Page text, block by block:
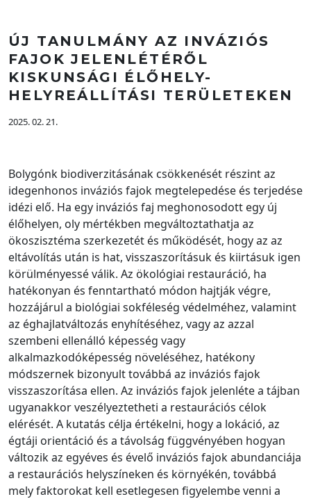
ÚJ TANULMÁNY AZ INVÁZIÓS
FAJOK JELENLÉTÉRŐL
KISKUNSÁGI ÉLŐHELY-
HELYREÁLLÍTÁSI TERÜLETEKEN
2025. 02. 21.
Bolygónk biodiverzitásának csökkenését részint az
idegenhonos inváziós fajok megtelepedése és terjedése
idézi elő. Ha egy inváziós faj meghonosodott egy új
élőhelyen, oly mértékben megváltoztathatja az
ökoszisztéma szerkezetét és működését, hogy az az
eltávolítás után is hat, visszaszorításuk és kiirtásuk igen
körülményessé válik. Az ökológiai restauráció, ha
hatékonyan és fenntartható módon hajtják végre,
hozzájárul a biológiai sokféleség védelméhez, valamint
az éghajlatváltozás enyhítéséhez, vagy az azzal
szembeni ellenálló képesség vagy
alkalmazkodóképesség növeléséhez, hatékony
módszernek bizonyult továbbá az inváziós fajok
visszaszorítása ellen. Az inváziós fajok jelenléte a tájban
ugyanakkor veszélyeztetheti a restaurációs célok
elérését. A kutatás célja értékelni, hogy a lokáció, az
égtáji orientáció és a távolság függvényében hogyan
változik az egyéves és évelő inváziós fajok abundanciája
a restaurációs helyszíneken és környékén, továbbá
mely faktorokat kell esetlegesen figyelembe venni a